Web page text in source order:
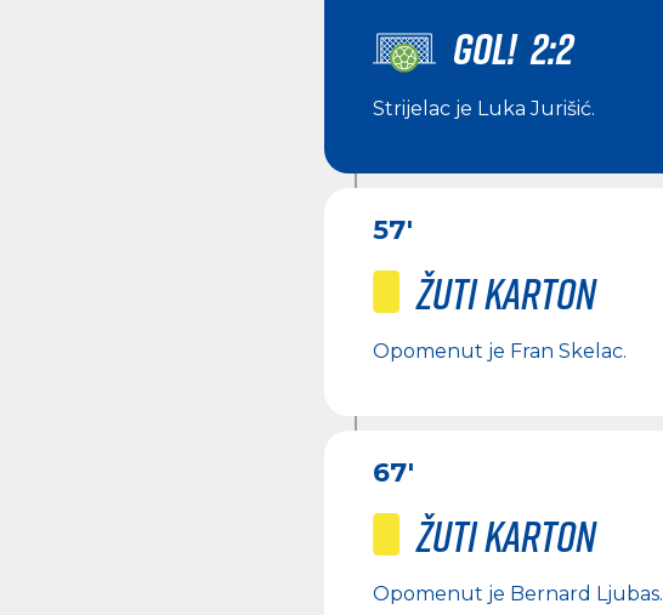
GOL! 2:2
Strijelac je Luka Jurišić.
57'
Žuti karton
Opomenut je Fran Skelac.
67'
Žuti karton
Opomenut je Bernard Ljubas.